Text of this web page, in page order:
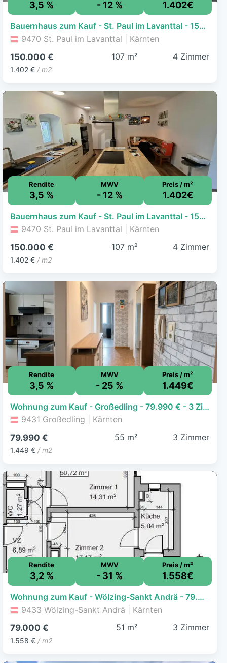
3,5 % - 12 % 1.402€
Bauernhaus zum Kauf - St. Paul im Lavanttal - 150.000 € - 4 Zimmer, 107 m², 1.317 m² Grundstück
9470 St. Paul im Lavanttal | Kärnten
150.000 €
1.402 € / m2
107 m² 4 Zimmer
Rendite
3,5 %
MWV
- 12 %
Preis / m²
1.402€
Bauernhaus zum Kauf - St. Paul im Lavanttal - 150.000 € - 4 Zimmer, 107 m², 1.317 m² Grundstück
9470 St. Paul im Lavanttal | Kärnten
150.000 €
1.402 € / m2
107 m² 4 Zimmer
Rendite
3,5 %
MWV
- 25 %
Preis / m²
1.449€
Wohnung zum Kauf - Großedling - 79.990 € - 3 Zimmer, 55,2 m², 1. Geschoss
9431 Großedling | Kärnten
79.990 €
1.449 € / m2
55 m² 3 Zimmer
Rendite
3,2 %
MWV
- 31 %
Preis / m²
1.558€
Wohnung zum Kauf - Wölzing-Sankt Andrä - 79.000 € - 3 Zimmer, 50,7 m²
9433 Wölzing-Sankt Andrä | Kärnten
79.000 €
1.558 € / m2
51 m² 3 Zimmer